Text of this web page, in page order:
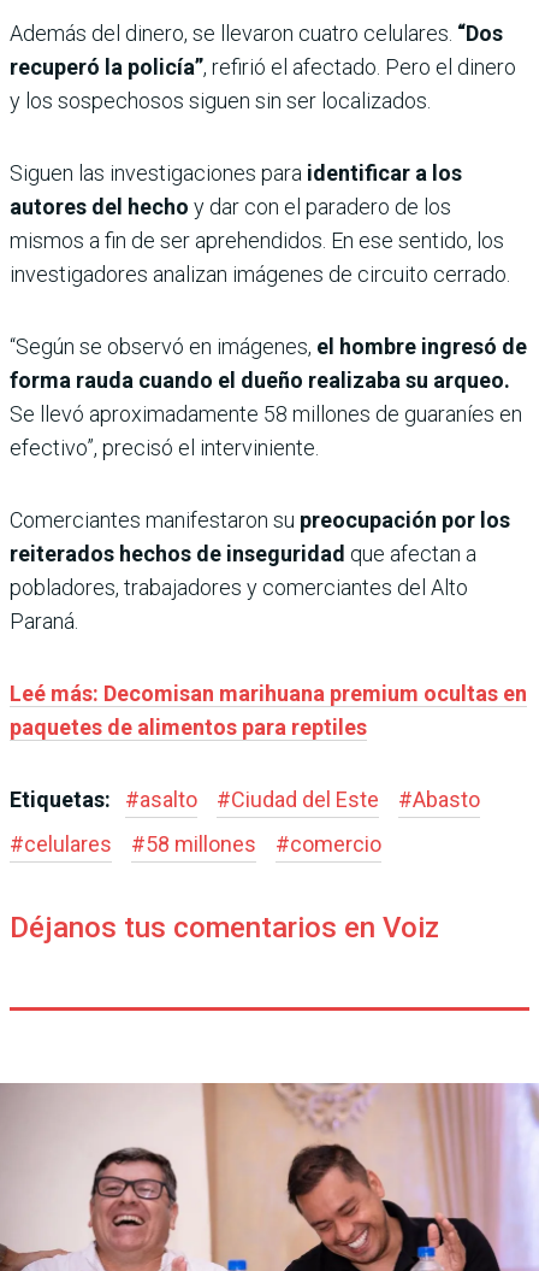
Además del dinero, se llevaron cuatro celulares. “Dos
recuperó la policía”, refirió el afectado. Pero el dinero
y los sospechosos siguen sin ser localizados.
Siguen las investigaciones para identificar a los
autores del hecho y dar con el paradero de los
mismos a fin de ser aprehendidos. En ese sentido, los
investigadores analizan imágenes de circuito cerrado.
“Según se observó en imágenes, el hombre ingresó de
forma rauda cuando el dueño realizaba su arqueo.
Se llevó aproximadamente 58 millones de guaraníes en
efectivo”, precisó el interviniente.
Comerciantes manifestaron su preocupación por los
reiterados hechos de inseguridad que afectan a
pobladores, trabajadores y comerciantes del Alto
Paraná.
Leé más: Decomisan marihuana premium ocultas en
paquetes de alimentos para reptiles
Etiquetas: #asalto #Ciudad del Este #Abasto
#celulares #58 millones #comercio
Déjanos tus comentarios en Voiz